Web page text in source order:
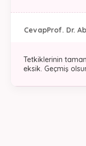
CevapProf. Dr.
Tetkiklerinin
eksik. Geçmiş